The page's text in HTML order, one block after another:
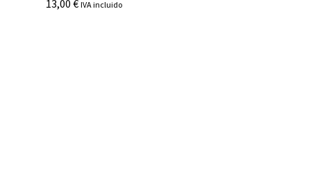
13,00€ IVA incluido